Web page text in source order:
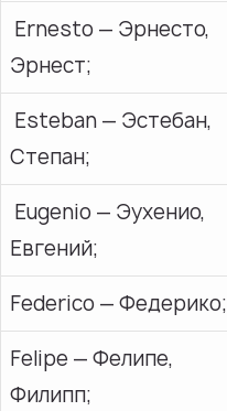
Ernesto — Эрнесто,
Эрнест;
Esteban — Эстебан,
Степан;
Eugenio — Эухенио,
Евгений;
Federico — Федерико;
Felipe — Фелипе,
Филипп;